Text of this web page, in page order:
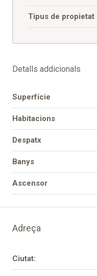
Tipus de propietat
Detalls addicionals
Superfície
Habitacions
Despatx
Banys
Ascensor
Adreça
Ciutat: